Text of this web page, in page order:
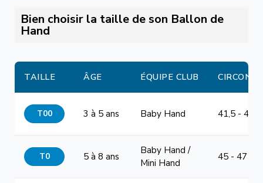
Bien choisir la taille de son Ballon de
Hand
TAILLE ÂGE ÉQUIPE CLUB
T00 3 à 5 ans Baby Hand 41,5 - 44
T0 5 à 8 ans
Baby Hand /
Mini Hand
45 - 47 cm